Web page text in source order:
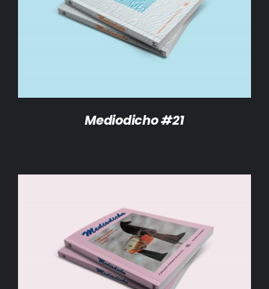
DETALLES
Mediodicho #21
AÑADIR AL CARRITO / DETALLES